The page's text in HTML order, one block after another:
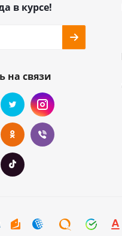
в курсе!
на связи